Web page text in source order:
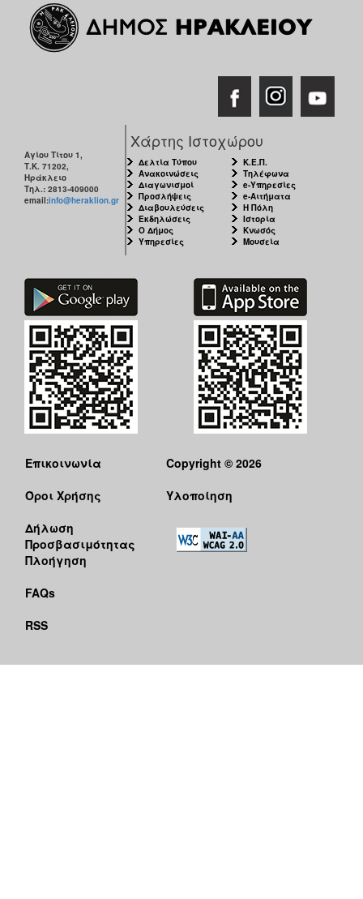
Αγίου Τίτου 1,
Τ.Κ. 71202,
Ηράκλειο
Τηλ.: 2813-409000
email:info@heraklion.gr
Χάρτης Ιστοχώρου
Δελτία Τύπου
Ανακοινώσεις
Διαγωνισμοί
Προσλήψεις
Διαβουλεύσεις
Εκδηλώσεις
Ο Δήμος
Υπηρεσίες
Κ.Ε.Π.
Τηλέφωνα
e-Υπηρεσίες
e-Αιτήματα
Η Πόλη
Ιστορία
Κνωσός
Μουσεία
Επικοινωνία
Όροι Χρήσης
Δήλωση
Προσβασιμότητας
Πλοήγηση
FAQs
RSS
Copyright © 2026
Υλοποίηση